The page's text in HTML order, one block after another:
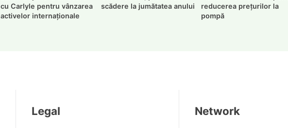
cu Carlyle pentru vânzarea
activelor internaționale
scădere la jumătatea anului
reducerea prețurilor la
pompă
Legal Network